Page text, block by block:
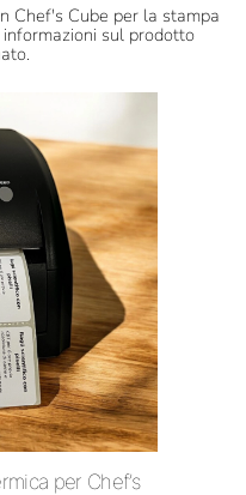
Chef's Cube per la stampa
sul prodotto
per Chef’s